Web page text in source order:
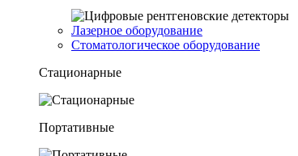
Лазерное оборудование
Стоматологическое оборудование
Стационарные
Портативные